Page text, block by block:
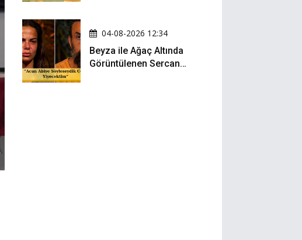
04-08-2026 12:34
Beyza ile Ağaç Altında
Görüntülenen Sercan